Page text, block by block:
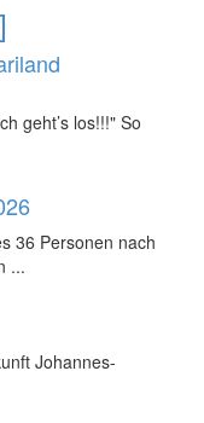
geht’s los!!!" So
36 Personen nach
...
Johannes-